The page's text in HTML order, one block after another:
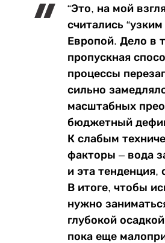
“Это, на мой
считались
Европой. Дело в
пропускная
процессы
сильно
масштабных
бюджетный
К слабым
факторы – вода
и эта тенденция,
В итоге, чтобы
нужно
глубокой
пока еще